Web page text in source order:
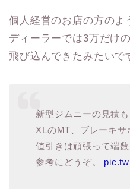
個人経営のお店の方のよ
ディーラーでは3万だけ
飛び込んできたみたいで
新型ジムニーの見積
XLのMT、ブレーキサ
値引きは頑張って端
参考にどうぞ。